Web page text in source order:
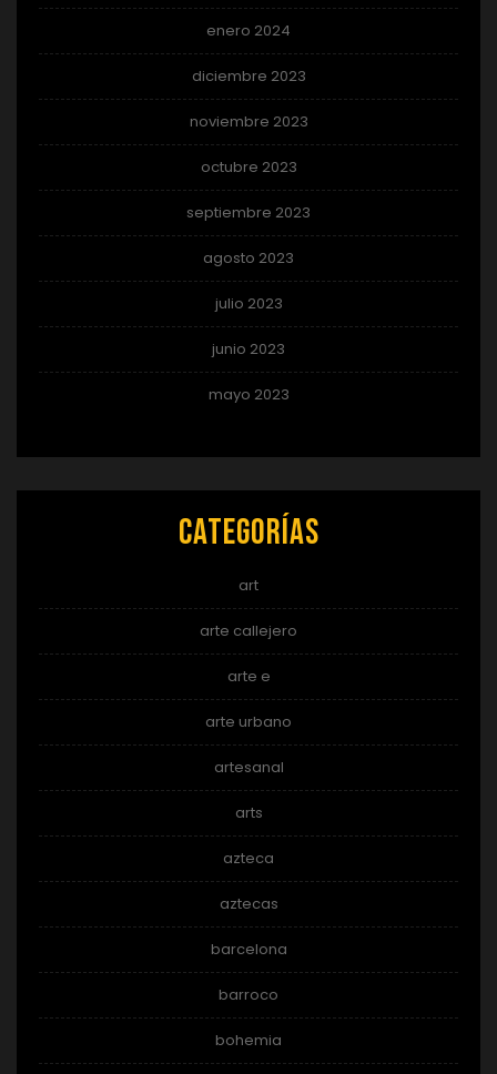
enero 2024
diciembre 2023
noviembre 2023
octubre 2023
septiembre 2023
agosto 2023
julio 2023
junio 2023
mayo 2023
Categorías
art
arte callejero
arte e
arte urbano
artesanal
arts
azteca
aztecas
barcelona
barroco
bohemia